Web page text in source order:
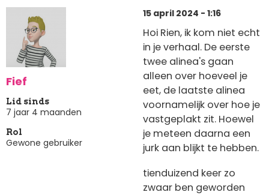
Fief
Lid sinds
7 jaar 4 maanden
Rol
Gewone gebruiker
15 april 2024 - 1:16
Hoi Rien, ik kom niet echt
in je verhaal. De eerste
twee alinea's gaan
alleen over hoeveel je
eet, de laatste alinea
voornamelijk over hoe je
vastgeplakt zit. Hoewel
je meteen daarna een
jurk aan blijkt te hebben.
tienduizend keer zo
zwaar ben geworden